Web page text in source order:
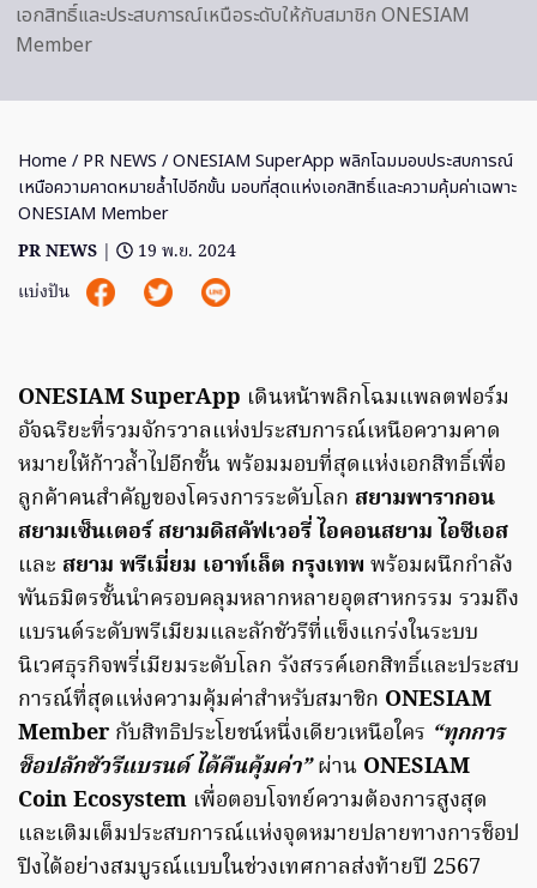
เอกสิทธิ์และประสบการณ์เหนือระดับให้กับสมาชิก ONESIAM
Member
Home / PR NEWS / ONESIAM SuperApp พลิกโฉมมอบประสบการณ์
เหนือความคาดหมายล้ำไปอีกขั้น มอบที่สุดแห่งเอกสิทธิ์และความคุ้มค่าเฉพาะ
ONESIAM Member
PR NEWS |
19 พ.ย. 2024
แบ่งปัน
ONESIAM SuperApp เดินหน้าพลิกโฉมแพลตฟอร์ม
อัจฉริยะที่รวมจักรวาลแห่งประสบการณ์เหนือความคาด
หมายให้ก้าวล้ำไปอีกขั้น พร้อมมอบที่สุดแห่งเอกสิทธิ์เพื่อ
ลูกค้าคนสำคัญของโครงการระดับโลก สยามพารากอน
สยามเซ็นเตอร์ สยามดิสคัฟเวอรี่ ไอคอนสยาม ไอซีเอส
และ สยาม พรีเมี่ยม เอาท์เล็ต กรุงเทพ พร้อมผนึกกำลัง
พันธมิตรชั้นนำครอบคลุมหลากหลายอุตสาหกรรม รวมถึง
แบรนด์ระดับพรีเมียมและลักชัวรีที่แข็งแกร่งในระบบ
นิเวศธุรกิจพรี่เมียมระดับโลก รังสรรค์เอกสิทธิ์และประสบ
การณ์ทึ่สุดแห่งความคุ้มค่าสำหรับสมาชิก ONESIAM
Member กับสิทธิประโยชน์หนึ่งเดียวเหนือใคร “ทุกการ
ช็อปลักชัวรีแบรนด์ ได้คืนคุ้มค่า”ผ่าน ONESIAM
Coin Ecosystem เพื่อตอบโจทย์ความต้องการสูงสุด
และเติมเต็มประสบการณ์แห่งจุดหมายปลายทางการช็อป
ปิงได้อย่างสมบูรณ์แบบในช่วงเทศกาลส่งท้ายปี 2567